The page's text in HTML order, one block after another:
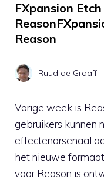
FXpansion
Reason
Ruud de Graaff
Vorige week is
gebruikers kunnen
effectenarsenaal
het nieuwe
voor Reason is